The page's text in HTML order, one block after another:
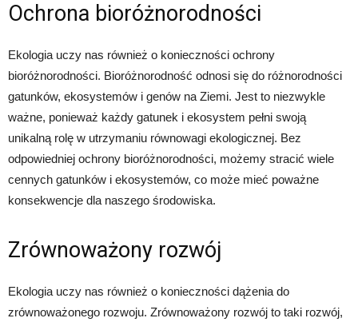
Ochrona bioróżnorodności
Ekologia uczy nas również o konieczności ochrony
bioróżnorodności. Bioróżnorodność odnosi się do różnorodności
gatunków, ekosystemów i genów na Ziemi. Jest to niezwykle
ważne, ponieważ każdy gatunek i ekosystem pełni swoją
unikalną rolę w utrzymaniu równowagi ekologicznej. Bez
odpowiedniej ochrony bioróżnorodności, możemy stracić wiele
cennych gatunków i ekosystemów, co może mieć poważne
konsekwencje dla naszego środowiska.
Zrównoważony rozwój
Ekologia uczy nas również o konieczności dążenia do
zrównoważonego rozwoju. Zrównoważony rozwój to taki rozwój,